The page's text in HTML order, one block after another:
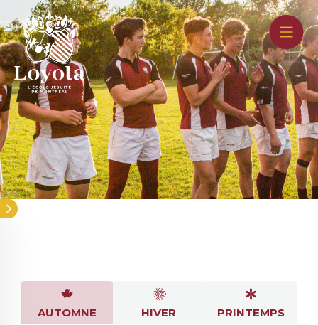
au
contenu
principal
Les sports
AUTOMNE HIVER PRINTEMPS